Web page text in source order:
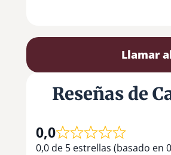
Llamar
Reseñas de
0,0
0,0 de 5 estrellas (basado en